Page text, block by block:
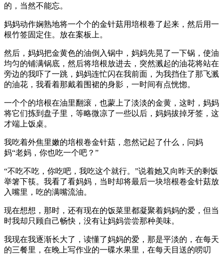
的，当然不能忘。
妈妈动作娴熟地将一个个的金针菇用培根卷了起来，然后用一
根竹签固定住。放在案板上。
然后，妈妈把金黄色的油倒入锅中，妈妈先晃了一下锅，使油
均匀的铺满锅底，然后将培根放进去，突然溅起的油花将站在
旁边的我吓了一跳，妈妈连忙闪在我前面，为我挡住了那飞溅
的油花，我看着那戴着围裙的身影，一时间有点恍惚。
一个个的培根在油里翻滚，也蒙上了淡淡的金黄，这时，妈妈
将它们拣到盘子里，等略微凉了一些以后，妈妈拔掉牙签，这
才端上饭桌。
我吃着外焦里嫩的培根卷金针菇，忽然记起了什么，问妈
妈“老妈，你也吃一个吧？”
“不吃不吃，你吃吧，我吃这个就行。”说着她又向昨天的剩饭
举箸下筷。我看了看妈妈，当时却将最后一块培根卷金针菇放
入嘴里，吃的满嘴流油。
现在想想，那时，还有现在的饭菜里都凝聚着妈妈的爱，但当
时我却只顾自己畅快，没有让妈妈尝尝那种美味。
我现在我逐渐长大了，读懂了妈妈的爱，那是平淡的，在每天
的三餐里，在晚上写作业的一碟水果里，在每天目送的唠叨